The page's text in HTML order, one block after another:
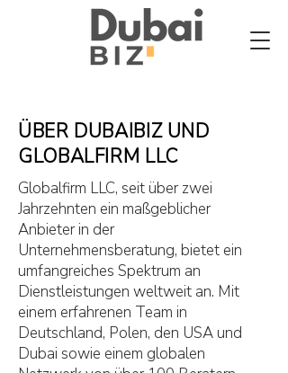
ÜBER DUBAIBIZ UND
GLOBALFIRM LLC
Globalfirm LLC, seit über zwei
Jahrzehnten ein maßgeblicher
Anbieter in der
Unternehmensberatung, bietet ein
umfangreiches Spektrum an
Dienstleistungen weltweit an. Mit
einem erfahrenen Team in
Deutschland, Polen, den USA und
Dubai sowie einem globalen